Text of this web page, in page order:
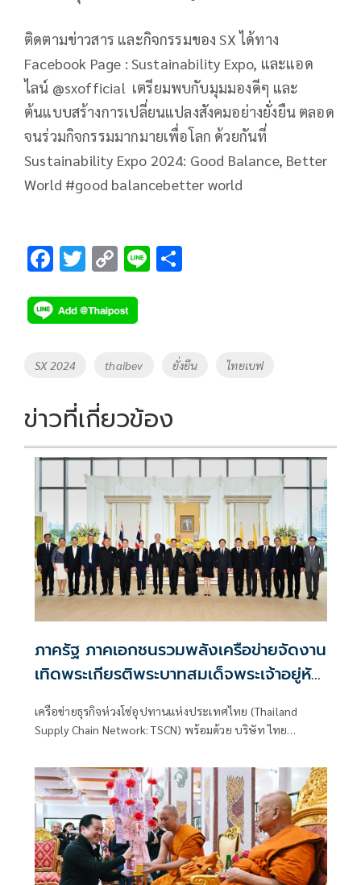
ติดตามข่าวสาร และกิจกรรมของ SX ได้ทาง
Facebook Page : Sustainability Expo, และแอด
ไลน์ @sxofficial เตรียมพบกับมุมมองดีๆ และ
ต้นแบบสร้างการเปลี่ยนแปลงสังคมอย่างยั่งยืน ตลอด
จนร่วมกิจกรรมมากมายเพื่อโลก ด้วยกันที่
Sustainability Expo 2024: Good Balance, Better
World #good balancebetter world
F
e
b
o
k
T
tt
er
C
p
y
Li
k
Li
Tags
SX 2024 thaibev ยั่งยืน ไทยเบฟ
ข่าวที่เกี่ยวข้อง
ภาครัฐ ภาคเอกชนรวมพลังเครือข่ายจัดงาน
เทิดพระเกียรติพระบาทสมเด็จพระเจ้าอยู่หัว
อด ใต้ร่มพระบารมี
เครือข่ายธุรกิจห่วงโซ่อุปทานแห่งประเทศไทย (Thailand
Supply Chain Network: TSCN) พร้อมด้วย บริษัท ไทย
จัดงาน “ทศวรรษแห่งการพัฒนา สืบสาน รักษา ต่อยอด ใต้ร่ม
พระบารมี” เพื่อเทิดพระเกียรติพระบาทสมเด็จพระเจ้าอยู่หัว
เนื่องในโอกาสวันเฉลิมพระชนมพรรษา 28 กรกฎาคม 2569
และครบ 10 ปีแห่งการครองสิริราชสมบัติ